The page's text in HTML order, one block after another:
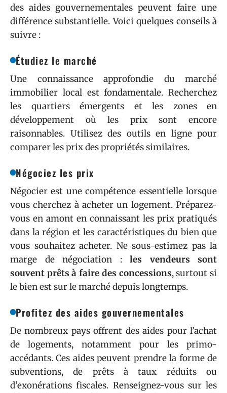
des aides gouvernementales peuvent faire une
différence substantielle. Voici quelques conseils à
suivre :
Étudiez le marché
Une connaissance approfondie du marché
immobilier local est fondamentale. Recherchez
les quartiers émergents et les zones en
développement où les prix sont encore
raisonnables. Utilisez des outils en ligne pour
comparer les prix des propriétés similaires.
Négociez les prix
Négocier est une compétence essentielle lorsque
vous cherchez à acheter un logement. Préparez-
vous en amont en connaissant les prix pratiqués
dans la région et les caractéristiques du bien que
vous souhaitez acheter. Ne sous-estimez pas la
marge de négociation : les vendeurs sont
souvent prêts à faire des concessions, surtout si
le bien est sur le marché depuis longtemps.
Profitez des aides gouvernementales
De nombreux pays offrent des aides pour l’achat
de logements, notamment pour les primo-
accédants. Ces aides peuvent prendre la forme de
subventions, de prêts à taux réduits ou
d’exonérations fiscales. Renseignez-vous sur les